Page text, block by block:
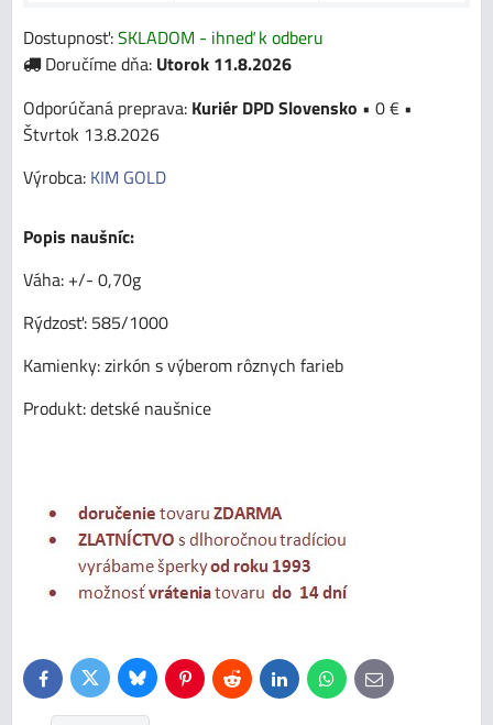
Dostupnosť:SKLADOM - ihneď k odberu
Doručíme dňa: Utorok 11.8.2026
Kuriér DPD Slovensko • 0 € •
Štvrtok 13.8.2026
Výrobca: KIM GOLD
Popis naušníc:
Váha: +/- 0,70g
Rýdzosť: 585/1000
Kamienky: zirkón s výberom rôznych farieb
Produkt: detské naušnice
FacebookTwitterBlueskyPinterestReddit LinkedInWhatsApp
E-
mail